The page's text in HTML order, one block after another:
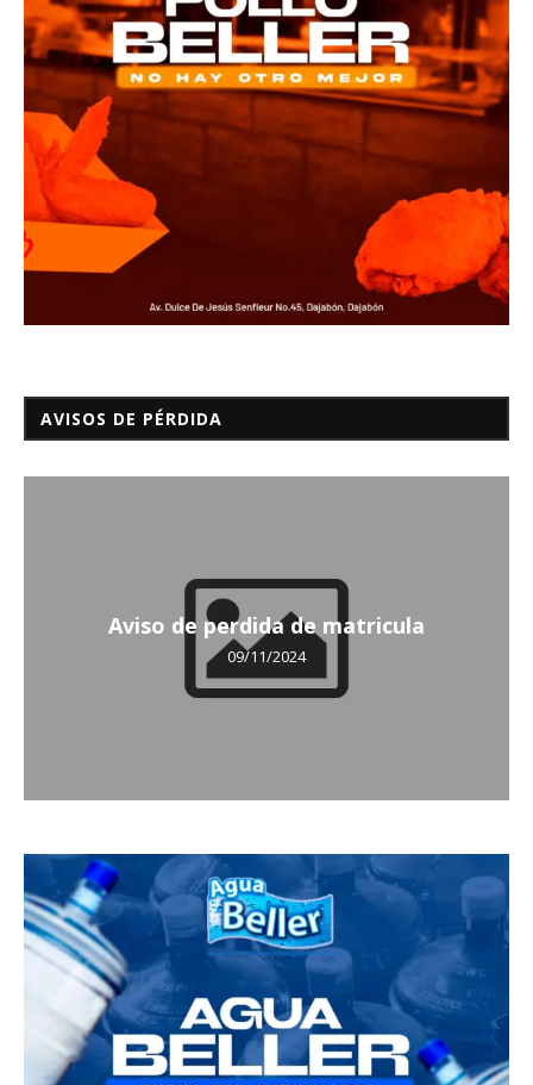
AVISOS DE PÉRDIDA
Aviso de perdida de matricula
09/11/2024